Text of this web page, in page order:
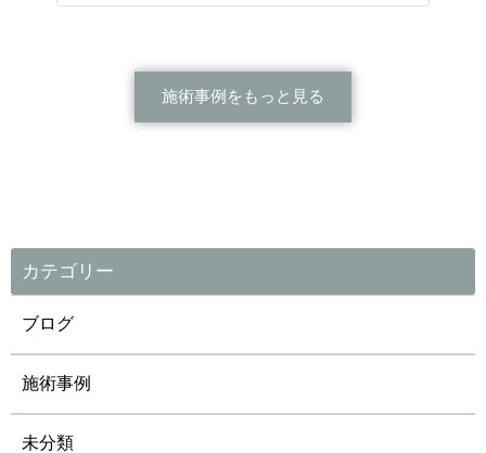
施術事例をもっと見る
カテゴリー
ブログ
施術事例
未分類